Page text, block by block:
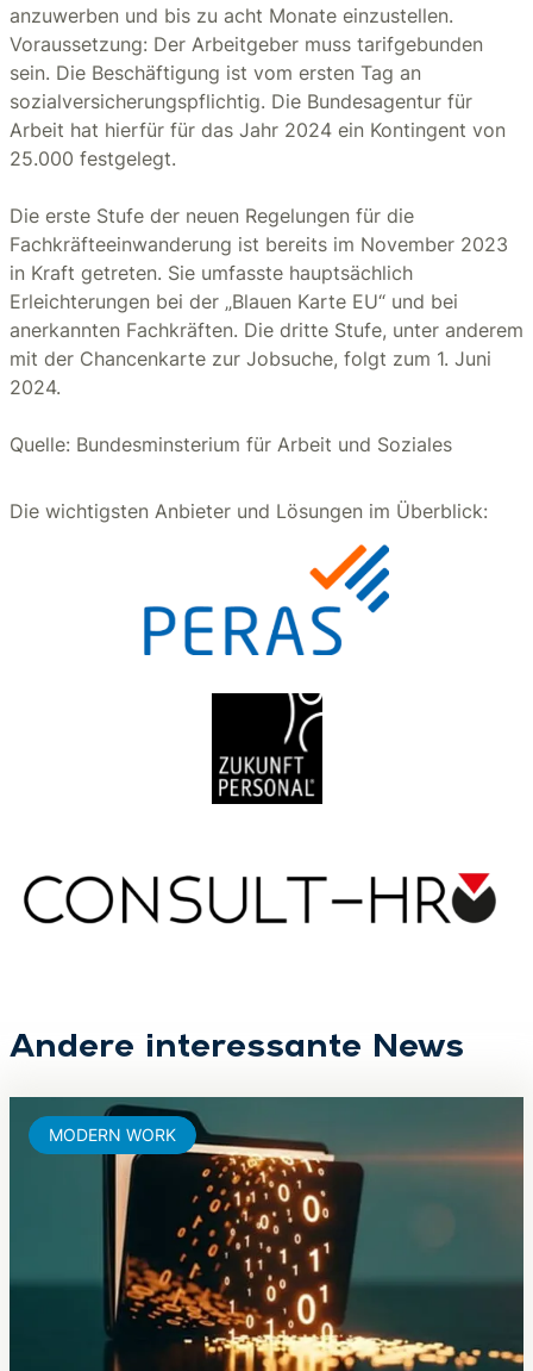
anzuwerben und bis zu acht Monate einzustellen.
Voraussetzung: Der Arbeitgeber muss tarifgebunden
sein. Die Beschäftigung ist vom ersten Tag an
sozialversicherungspflichtig. Die Bundesagentur für
Arbeit hat hierfür für das Jahr 2024 ein Kontingent von
25.000 festgelegt.
Die erste Stufe der neuen Regelungen für die
Fachkräfteeinwanderung ist bereits im November 2023
in Kraft getreten. Sie umfasste hauptsächlich
Erleichterungen bei der „Blauen Karte EU“ und bei
anerkannten Fachkräften. Die dritte Stufe, unter anderem
mit der Chancenkarte zur Jobsuche, folgt zum 1. Juni
2024.
Quelle: Bundesminsterium für Arbeit und Soziales
Die wichtigsten Anbieter und Lösungen im Überblick:
Andere interessante News
MODERN WORK